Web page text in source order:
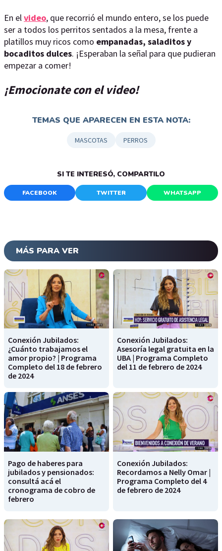
En elvideo, que recorrió el mundo entero, se los puede
ser a todos los perritos sentados a la mesa, frente a
platillos muy ricos como empanadas, saladitos y
bocaditos dulces. ¡Esperaban la señal para que pudieran
empezar a comer!
¡Emocionate con el video!
TEMAS QUE APARECEN EN ESTA NOTA:
MASCOTAS PERROS
SI TE INTERESÓ, COMPARTILO
FACEBOOK TWITTER WHATSAPP
MÁS PARA VER
Conexión Jubilados:
¿Cuánto trabajamos el
amor propio? | Programa
Completo del 18 de febrero
de 2024
Conexión Jubilados:
Asesoría legal gratuita en la
UBA | Programa Completo
del 11 de febrero de 2024
Pago de haberes para
jubilados y pensionados:
consultá acá el
cronograma de cobro de
febrero
Conexión Jubilados:
Recordamos a Nelly Omar |
Programa Completo del 4
de febrero de 2024